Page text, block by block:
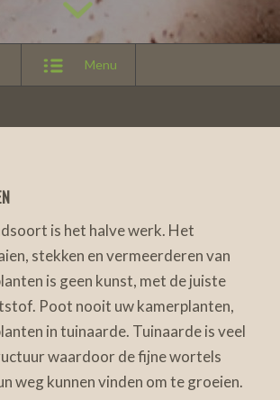
Menu
is het halve werk. Het
stekken en vermeerderen van
is geen kunst, met de juiste
Poot nooit uw kamerplanten,
in tuinaarde. Tuinaarde is veel
waardoor de fijne wortels
weg kunnen vinden om te groeien.